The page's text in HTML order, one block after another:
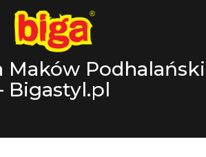
Maków Podhalański
Bigastyl.pl